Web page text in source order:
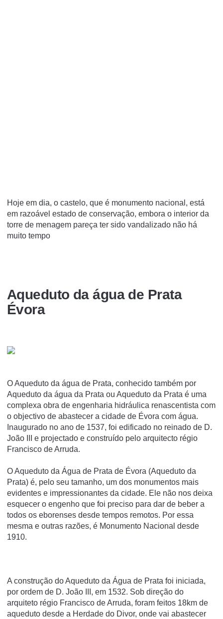
Hoje em dia, o castelo, que é monumento nacional, está
em razoável estado de conservação, embora o interior da
torre de menagem pareça ter sido vandalizado não há
muito tempo
Aqueduto da água de Prata
Évora
O Aqueduto da água de Prata, conhecido também por
Aqueduto da água da Prata ou Aqueduto da Prata é uma
complexa obra de engenharia hidráulica renascentista com
o objectivo de abastecer a cidade de Évora com água.
Inaugurado no ano de 1537, foi edificado no reinado de D.
João III e projectado e construí­do pelo arquitecto régio
Francisco de Arruda.
O Aqueduto da Água de Prata de Évora (Aqueduto da
Prata) é, pelo seu tamanho, um dos monumentos mais
evidentes e impressionantes da cidade. Ele não nos deixa
esquecer o engenho que foi preciso para dar de beber a
todos os eborenses desde tempos remotos. Por essa
mesma e outras razões, é Monumento Nacional desde
1910.
A construção do Aqueduto da Água de Prata foi iniciada,
por ordem de D. João III, em 1532. Sob direção do
arquiteto régio Francisco de Arruda, foram feitos 18km de
aqueduto desde a Herdade do Divor, onde vai abastecer